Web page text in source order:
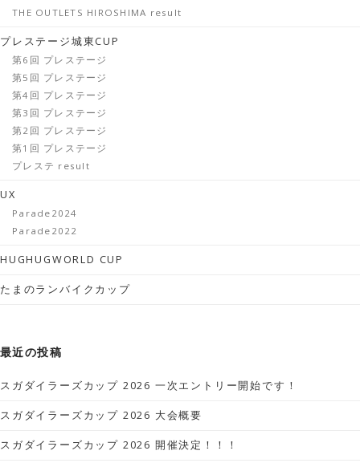
THE OUTLETS HIROSHIMA result
プレステージ城東CUP
第6回 プレステージ
第5回 プレステージ
第4回 プレステージ
第3回 プレステージ
第2回 プレステージ
第1回 プレステージ
プレステ result
UX
Parade2024
Parade2022
HUGHUGWORLD CUP
たまのランバイクカップ
最近の投稿
スガダイラーズカップ 2026 一次エントリー開始です！
スガダイラーズカップ 2026 大会概要
スガダイラーズカップ 2026 開催決定！！！